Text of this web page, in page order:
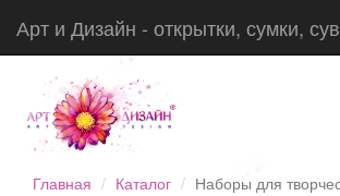
Арт и Дизайн - открытки, сумки,
Главная Каталог Наборы для